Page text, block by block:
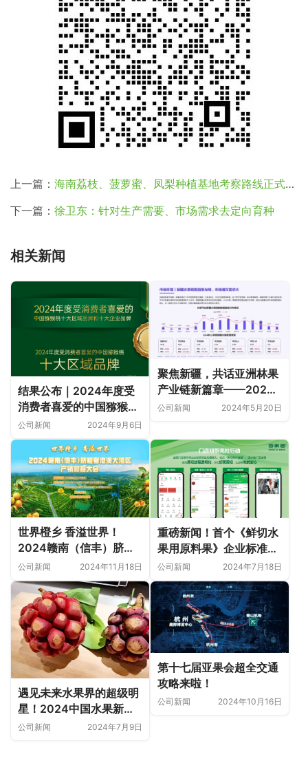
上一篇： 海南荔枝、菠萝蜜、凤梨种植基地考察路线正式官宣！
下一篇： 徐卫东：针对生产需要、市场需求去定向育种
相关新闻
结果公布｜2024年度受
消费者喜爱的中国猕猴桃
十大企业品牌和十大区域
品牌是它们！
公司新闻 2024年9月6日
聚焦新疆，共话亚洲林果
产业链新篇章——2024
首届亚洲优质林果产业链
公司新闻 2024年5月20日
世界橙乡 香溢世界！
2024赣南（信丰）脐橙
粤港澳大湾区产销对接大
会即将举办！
公司新闻 2024年11月18日
重磅新闻！首个《鲜切水
果用原料果》企业标准正
式发布！
公司新闻 2024年7月18日
遇见未来水果界的超级明
星！2024中国水果新品
种大会，强势来袭
公司新闻 2024年7月9日
第十七届亚果会超全交通
攻略来啦！
公司新闻 2024年10月16日